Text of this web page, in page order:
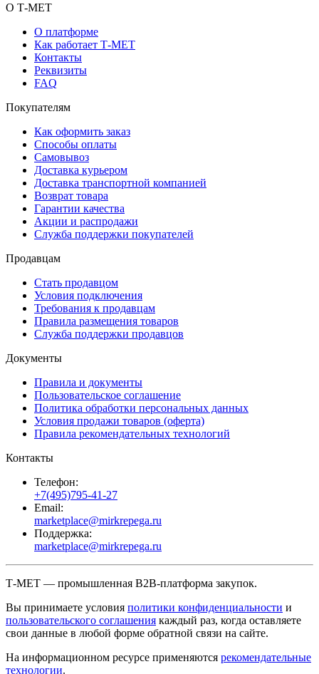
О Т-МЕТ
О платформе
Как работает Т-МЕТ
Контакты
Реквизиты
FAQ
Покупателям
Как оформить заказ
Способы оплаты
Самовывоз
Доставка курьером
Доставка транспортной компанией
Возврат товара
Гарантии качества
Акции и распродажи
Служба поддержки покупателей
Продавцам
Стать продавцом
Условия подключения
Требования к продавцам
Правила размещения товаров
Служба поддержки продавцов
Документы
Правила и документы
Пользовательское соглашение
Политика обработки персональных данных
Условия продажи товаров (оферта)
Правила рекомендательных технологий
Контакты
Телефон:
+7(495)795-41-27
Email:
marketplace@mirkrepega.ru
Поддержка:
marketplace@mirkrepega.ru
Т-МЕТ — промышленная B2B-платформа закупок.
Вы принимаете условия политики конфиденциальности и
пользовательского соглашения каждый раз, когда оставляете
свои данные в любой форме обратной связи на сайте.
На информационном ресурсе применяются рекомендательные
технологии.